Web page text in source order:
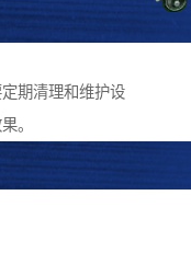
期清理和维护设
。